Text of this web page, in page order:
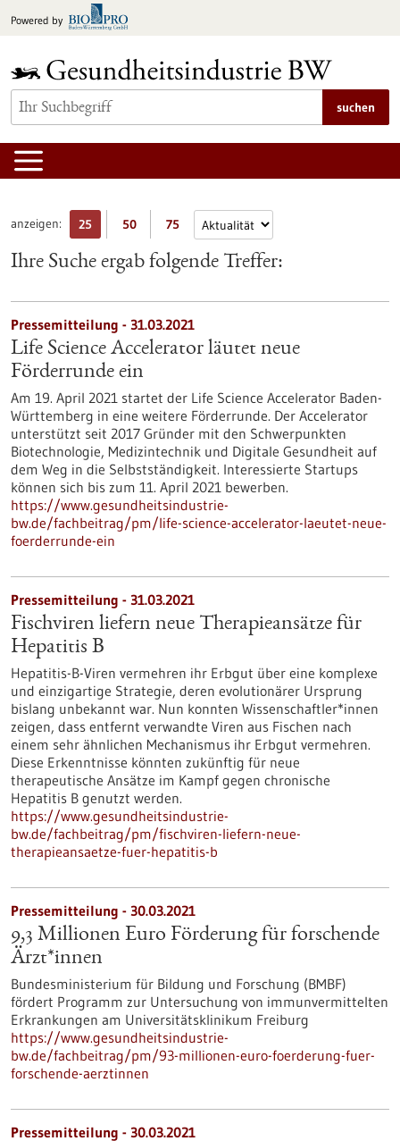
Inhalt
Powered by
suchen
anzeigen: 25 50 75
Ihre Suche ergab folgende Treffer:
Pressemitteilung - 31.03.2021
Life Science Accelerator läutet neue
Förderrunde ein
Am 19. April 2021 startet der Life Science Accelerator Baden-
Württemberg in eine weitere Förderrunde. Der Accelerator
unterstützt seit 2017 Gründer mit den Schwerpunkten
Biotechnologie, Medizintechnik und Digitale Gesundheit auf
dem Weg in die Selbstständigkeit. Interessierte Startups
können sich bis zum 11. April 2021 bewerben.
https://www.gesundheitsindustrie-
bw.de/fachbeitrag/pm/life-science-accelerator-laeutet-neue-
foerderrunde-ein
Pressemitteilung - 31.03.2021
Fischviren liefern neue Therapieansätze für
Hepatitis B
Hepatitis-B-Viren vermehren ihr Erbgut über eine komplexe
und einzigartige Strategie, deren evolutionärer Ursprung
bislang unbekannt war. Nun konnten Wissenschaftler*innen
zeigen, dass entfernt verwandte Viren aus Fischen nach
einem sehr ähnlichen Mechanismus ihr Erbgut vermehren.
Diese Erkenntnisse könnten zukünftig für neue
therapeutische Ansätze im Kampf gegen chronische
Hepatitis B genutzt werden.
https://www.gesundheitsindustrie-
bw.de/fachbeitrag/pm/fischviren-liefern-neue-
therapieansaetze-fuer-hepatitis-b
Pressemitteilung - 30.03.2021
9,3 Millionen Euro Förderung für forschende
Ärzt*innen
Bundesministerium für Bildung und Forschung (BMBF)
fördert Programm zur Untersuchung von immunvermittelten
Erkrankungen am Universitätsklinikum Freiburg
https://www.gesundheitsindustrie-
bw.de/fachbeitrag/pm/93-millionen-euro-foerderung-fuer-
forschende-aerztinnen
Pressemitteilung - 30.03.2021